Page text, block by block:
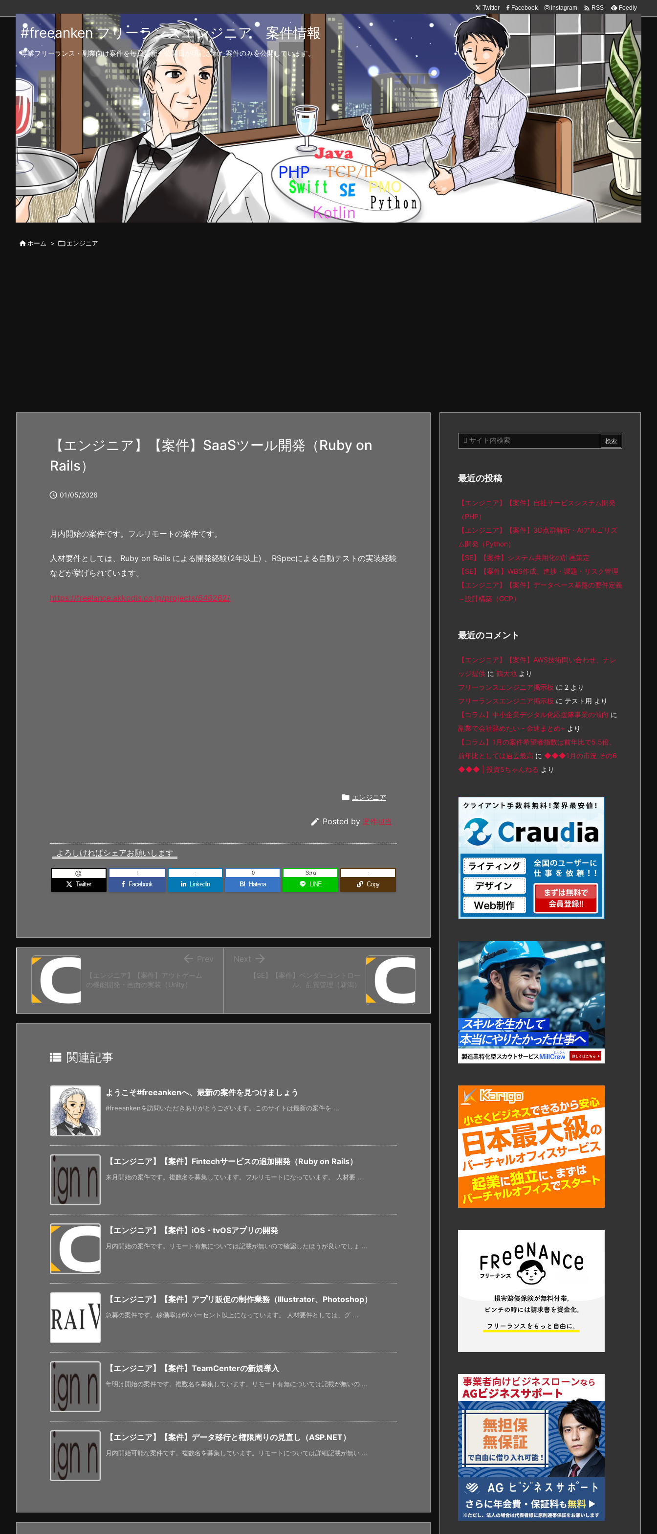
Twitter Facebook Instagram  RSS Feedly
#freeanken フリーランスエンジニア 案件情報
専業フリーランス・副業向け案件を毎日更新！公開日が明記された案件のみを公開しています。
 ホーム > エンジニア
【エンジニア】【案件】SaaSツール開発（Ruby on
Rails）
 01/05/2026
月内開始の案件です。フルリモートの案件です。
人材要件としては、Ruby on Rails による開発経験(2年以上) 、RSpecによる自動テストの実装経験
などが挙げられています。
https://freelance.akkodis.co.jp/projects/646262/
 エンジニア
 Posted by 案件担当
よろしければシェアお願いします
Twitter

Facebook
!
LinkedIn
-
B! Hatena
0
LINE
Send
Copy
-
【SE】【案件】ベンダーコントロー
ル、品質管理（新潟）

Next
【エンジニア】【案件】アウトゲーム
の機能開発・画面の実装（Unity）
 Prev
 関連記事
ようこそ#freeankenへ、最新の案件を見つけましょう
#freeankenを訪問いただきありがとうございます。このサイトは最新の案件を ...
【エンジニア】【案件】Fintechサービスの追加開発（Ruby on Rails）
来月開始の案件です。複数名を募集しています。フルリモートになっています。 人材要 ...
【エンジニア】【案件】iOS・tvOSアプリの開発
月内開始の案件です。リモート有無については記載が無いので確認したほうが良いでしょ ...
【エンジニア】【案件】アプリ販促の制作業務（Illustrator、Photoshop）
急募の案件です。稼働率は60パーセント以上になっています。 人材要件としては、グ ...
【エンジニア】【案件】TeamCenterの新規導入
年明け開始の案件です。複数名を募集しています。リモート有無については記載が無いの ...
【エンジニア】【案件】データ移行と権限周りの見直し（ASP.NET）
月内開始可能な案件です。複数名を募集しています。リモートについては詳細記載が無い ...
最近の投稿
【エンジニア】【案件】自社サービスシステム開発
（PHP）
【エンジニア】【案件】3D点群解析・AIアルゴリズ
ム開発（Python）
【SE】【案件】システム共用化の計画策定
【SE】【案件】WBS作成、進捗・課題・リスク管理
【エンジニア】【案件】データベース基盤の要件定義
～設計構築（GCP）
最近のコメント
【エンジニア】【案件】AWS技術問い合わせ、ナレ
ッジ提供 に 鶴大地 より
フリーランスエンジニア掲示板 に 2 より
フリーランスエンジニア掲示板 に テスト用 より
【コラム】中小企業デジタル化応援隊事業の傾向 に
副業で会社辞めたい - 金速まとめ+ より
【コラム】1月の案件希望者指数は前年比で5.5倍、
前年比としては過去最高 に ◆◆◆1月の市況 その6
◆◆◆ | 投資5ちゃんねる より